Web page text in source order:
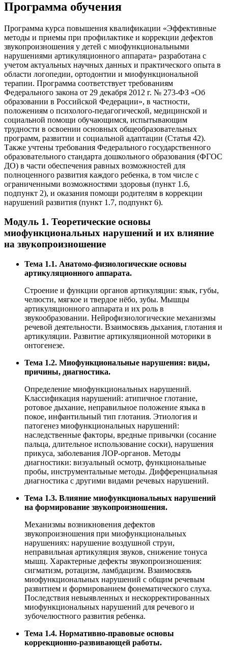
Программа обучения
Программа курса повышения квалификации «Эффективные
методы и приемы при профилактике и коррекции дефектов
звукопроизношения у детей с миофункциональными
нарушениями артикуляционного аппарата» разработана с
учетом актуальных научных данных и практического опыта в
области логопедии, ортодонтии и миофункциональной
терапии. Программа соответствует требованиям
Федерального закона от 29 декабря 2012 г. № 273-ФЗ «Об
образовании в Российской Федерации», в частности,
положениям о психолого-педагогической, медицинской и
социальной помощи обучающимся, испытывающим
трудности в освоении основных общеобразовательных
программ, развитии и социальной адаптации (Статья 42).
Также учтены требования Федерального государственного
образовательного стандарта дошкольного образования (ФГОС
ДО) в части обеспечения равных возможностей для
полноценного развития каждого ребенка, в том числе с
ограниченными возможностями здоровья (пункт 1.6,
подпункт 2), и оказания помощи родителям в коррекции
нарушений развития (пункт 1.7, подпункт 6).
Модуль 1. Теоретические основы
миофункциональных нарушений и их влияние
на звукопроизношение
Тема 1.1. Анатомо-физиологические основы
артикуляционного аппарата.
Строение и функции органов артикуляции: язык, губы,
челюсти, мягкое и твердое нёбо, зубы. Мышцы
артикуляционного аппарата и их роль в
звукообразовании. Нейрофизиологические механизмы
речевой деятельности. Взаимосвязь дыхания, глотания и
артикуляции. Развитие артикуляционной моторики в
онтогенезе.
Тема 1.2. Миофункциональные нарушения: виды,
причины, диагностика.
Определение миофункциональных нарушений.
Классификация нарушений: атипичное глотание,
ротовое дыхание, неправильное положение языка в
покое, инфантильный тип глотания. Этиология и
патогенез миофункциональных нарушений:
наследственные факторы, вредные привычки (сосание
пальца, длительное использование соски), нарушения
прикуса, заболевания ЛОР-органов. Методы
диагностики: визуальный осмотр, функциональные
пробы, инструментальные методы. Дифференциальная
диагностика с другими видами речевых нарушений.
Тема 1.3. Влияние миофункциональных нарушений
на формирование звукопроизношения.
Механизмы возникновения дефектов
звукопроизношения при миофункциональных
нарушениях: нарушение воздушной струи,
неправильная артикуляция звуков, снижение тонуса
мышц. Характерные дефекты звукопроизношения:
сигматизм, ротацизм, ламбдацизм. Взаимосвязь
миофункциональных нарушений с общим речевым
развитием и формированием фонематического слуха.
Последствия невыявленных и нескорректированных
миофункциональных нарушений для речевого и
зубочелюстного развития ребенка.
Тема 1.4. Нормативно-правовые основы
коррекционно-развивающей работы.